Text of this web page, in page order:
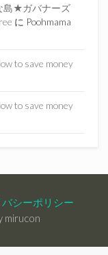
島★ガバナーズ
に Poohmama
to save money
to save money
シーポリシー
mirucon